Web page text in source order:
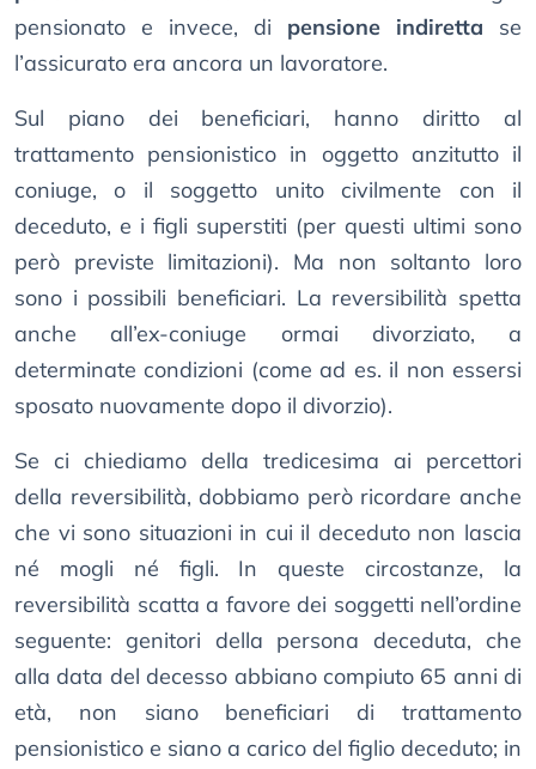
pensionato e invece, di pensione indiretta se
l’assicurato era ancora un lavoratore.
Sul piano dei beneficiari, hanno diritto al
trattamento pensionistico in oggetto anzitutto il
coniuge, o il soggetto unito civilmente con il
deceduto, e i figli superstiti (per questi ultimi sono
però previste limitazioni). Ma non soltanto loro
sono i possibili beneficiari. La reversibilità spetta
anche all’ex-coniuge ormai divorziato, a
determinate condizioni (come ad es. il non essersi
sposato nuovamente dopo il divorzio).
Se ci chiediamo della tredicesima ai percettori
della reversibilità, dobbiamo però ricordare anche
che vi sono situazioni in cui il deceduto non lascia
né mogli né figli. In queste circostanze, la
reversibilità scatta a favore dei soggetti nell’ordine
seguente: genitori della persona deceduta, che
alla data del decesso abbiano compiuto 65 anni di
età, non siano beneficiari di trattamento
pensionistico e siano a carico del figlio deceduto; in